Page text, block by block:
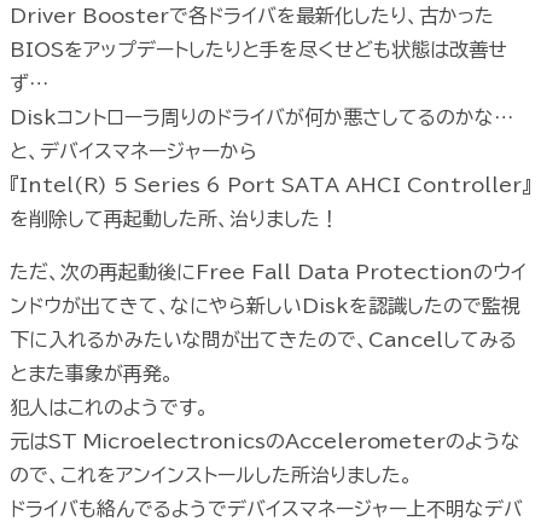
Driver Boosterで各ドライバを最新化したり、古かった
BIOSをアップデートしたりと手を尽くせども状態は改善せ
ず…
Diskコントローラ周りのドライバが何か悪さしてるのかな…
と、デバイスマネージャーから
『Intel(R) 5 Series 6 Port SATA AHCI Controller』
を削除して再起動した所、治りました！
ただ、次の再起動後にFree Fall Data Protectionのウイ
ンドウが出てきて、なにやら新しいDiskを認識したので監視
下に入れるかみたいな問が出てきたので、Cancelしてみる
とまた事象が再発。
犯人はこれのようです。
元はST MicroelectronicsのAccelerometerのような
ので、これをアンインストールした所治りました。
ドライバも絡んでるようでデバイスマネージャー上不明なデバ